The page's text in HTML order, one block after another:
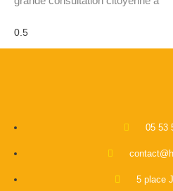
05 53
5 place